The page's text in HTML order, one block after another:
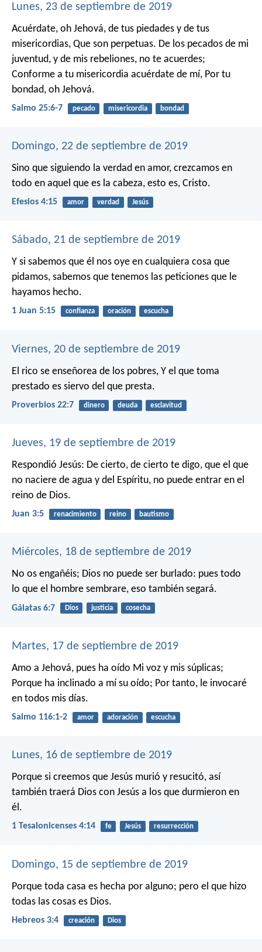
Lunes, 23 de septiembre de 2019
Acuérdate, oh Jehová, de tus piedades y de tus
misericordias, Que son perpetuas. De los pecados de mi
juventud, y de mis rebeliones, no te acuerdes;
Conforme a tu misericordia acuérdate de mí, Por tu
bondad, oh Jehová.
Salmo 25:6-7 pecado misericordia bondad
Domingo, 22 de septiembre de 2019
Sino que siguiendo la verdad en amor, crezcamos en
todo en aquel que es la cabeza, esto es, Cristo.
Efesios 4:15 amor verdad Jesús
Sábado, 21 de septiembre de 2019
Y si sabemos que él nos oye en cualquiera cosa que
pidamos, sabemos que tenemos las peticiones que le
hayamos hecho.
1 Juan 5:15 confianza oración escucha
Viernes, 20 de septiembre de 2019
El rico se enseñorea de los pobres, Y el que toma
prestado es siervo del que presta.
Proverbios 22:7 dinero deuda esclavitud
Jueves, 19 de septiembre de 2019
Respondió Jesús: De cierto, de cierto te digo, que el que
no naciere de agua y del Espíritu, no puede entrar en el
reino de Dios.
Juan 3:5 renacimiento reino bautismo
Miércoles, 18 de septiembre de 2019
No os engañéis; Dios no puede ser burlado: pues todo
lo que el hombre sembrare, eso también segará.
Gálatas 6:7 Dios justicia cosecha
Martes, 17 de septiembre de 2019
Amo a Jehová, pues ha oído Mi voz y mis súplicas;
Porque ha inclinado a mí su oído; Por tanto, le invocaré
en todos mis días.
Salmo 116:1-2 amor adoración escucha
Lunes, 16 de septiembre de 2019
Porque si creemos que Jesús murió y resucitó, así
también traerá Dios con Jesús a los que durmieron en
él.
1 Tesalonicenses 4:14 fe Jesús resurrección
Domingo, 15 de septiembre de 2019
Porque toda casa es hecha por alguno; pero el que hizo
todas las cosas es Dios.
Hebreos 3:4 creación Dios